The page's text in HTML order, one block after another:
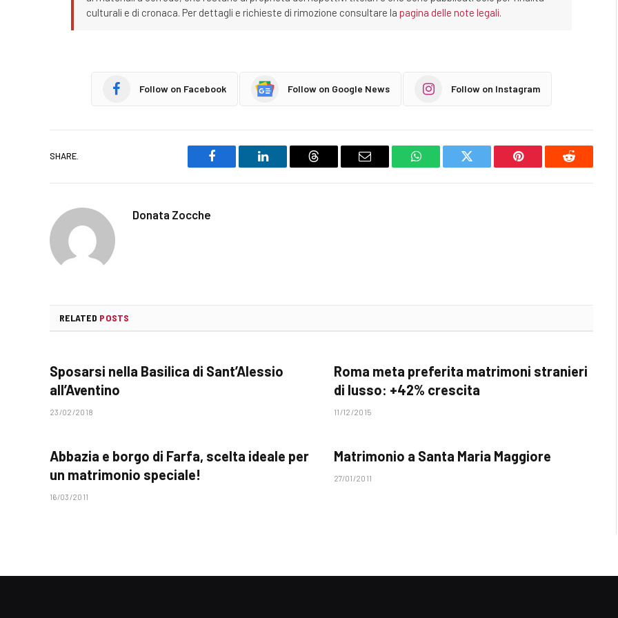
culturali e di cronaca. Per dettagli e richieste di rimozione consultare la pagina delle note legali.
Follow on Facebook Follow on Google News Follow on Instagram
SHARE.
Facebook LinkedIn Threads Email WhatsAppTwitter Pinterest Reddit
Donata Zocche
RELATED POSTS
Sposarsi nella Basilica di Sant’Alessio
all’Aventino
23/02/2018
Roma meta preferita matrimoni stranieri
di lusso: +42% crescita
11/12/2015
Abbazia e borgo di Farfa, scelta ideale per
un matrimonio speciale!
16/03/2011
Matrimonio a Santa Maria Maggiore
27/01/2011